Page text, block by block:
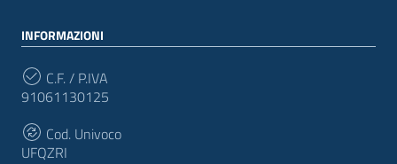
INFORMAZIONI
C.F. / P.IVA
91061130125
Cod. Univoco
UFQZRI